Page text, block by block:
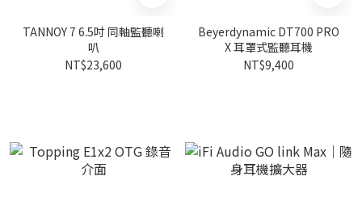
TANNOY 7 6.5吋 同軸監聽喇
叭
NT$23,600
Beyerdynamic DT700 PRO
X 耳罩式監聽耳機
NT$9,400